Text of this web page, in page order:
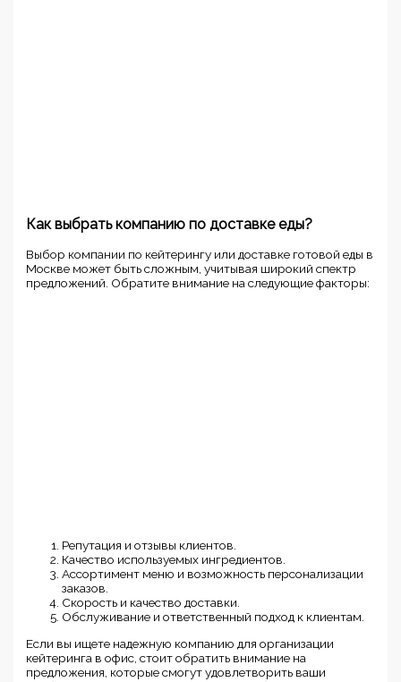
Как выбрать компанию по доставке еды?
Выбор компании по кейтерингу или доставке готовой еды в
Москве может быть сложным, учитывая широкий спектр
предложений. Обратите внимание на следующие факторы:
Репутация и отзывы клиентов.
Качество используемых ингредиентов.
Ассортимент меню и возможность персонализации
заказов.
Скорость и качество доставки.
Обслуживание и ответственный подход к клиентам.
Если вы ищете надежную компанию для организации
кейтеринга в офис, стоит обратить внимание на
предложения, которые смогут удовлетворить ваши